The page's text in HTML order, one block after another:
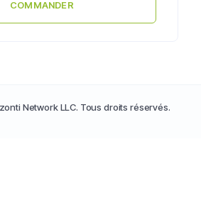
COMMANDER
Network LLC. Tous droits réservés.